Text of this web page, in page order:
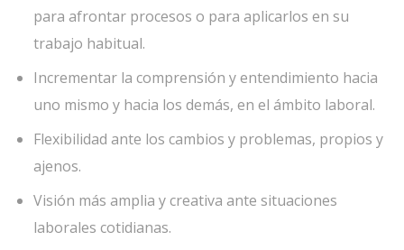
para afrontar procesos o para aplicarlos en su
trabajo habitual.
Incrementar la comprensión y entendimiento hacia
uno mismo y hacia los demás, en el ámbito laboral.
Flexibilidad ante los cambios y problemas, propios y
ajenos.
Visión más amplia y creativa ante situaciones
laborales cotidianas.